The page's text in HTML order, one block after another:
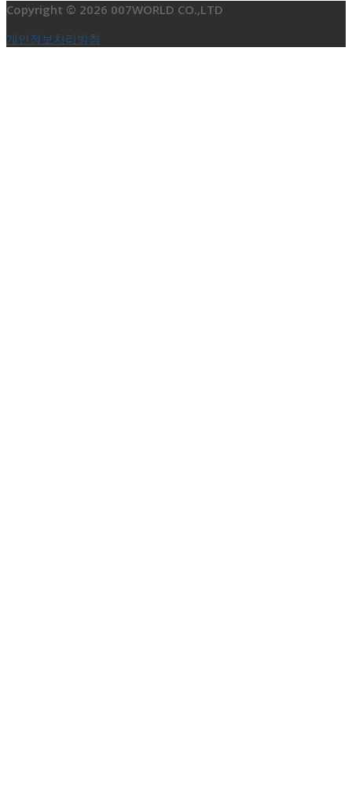
Copyright © 2026 007WORLD CO.,LTD
개인정보처리방침